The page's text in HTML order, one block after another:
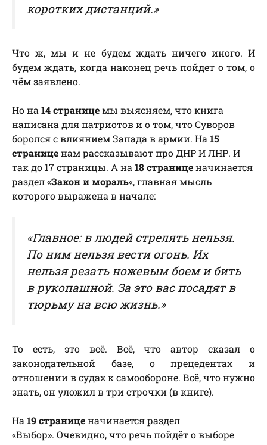
коротких дистанций.»
Что ж, мы и не будем ждать ничего иного. И
будем ждать, когда наконец речь пойдет о том, о
чём заявлено.
Но на14 страницемы выясняем, что книга
написана для патриотов и о том, что Суворов
боролся с влиянием Запада в армии. На15
страниценам рассказывают про ДНР И ЛНР. И
так до 17 страницы. А на18 страниценачинается
раздел «Закон и мораль«, главная мысль
которого выражена в начале:
«Главное: в людей стрелять нельзя.
По ним нельзя вести огонь. Их
нельзя резать ножевым боем и бить
в рукопашной. За это вас посадят в
тюрьму на всю жизнь.»
То есть, это всё. Всё, что автор сказал о
законодательной базе, о прецедентах и
отношении в судах к самообороне. Всё, что нужно
знать, он уложил в три строчки (в книге).
На19 страниценачинается раздел
«Выбор». Очевидно, что речь пойдёт о выборе